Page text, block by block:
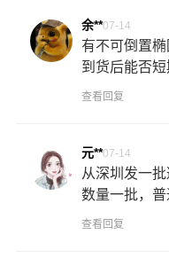
余**07-14
有不可倒置
到货后能否短
查看回复
元**07-14
从深圳发一
数量一批，
查看回复